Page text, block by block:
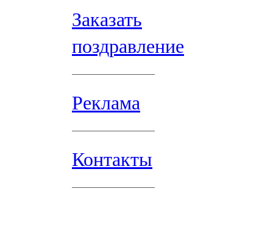
Заказать
поздравление
Реклама
Контакты